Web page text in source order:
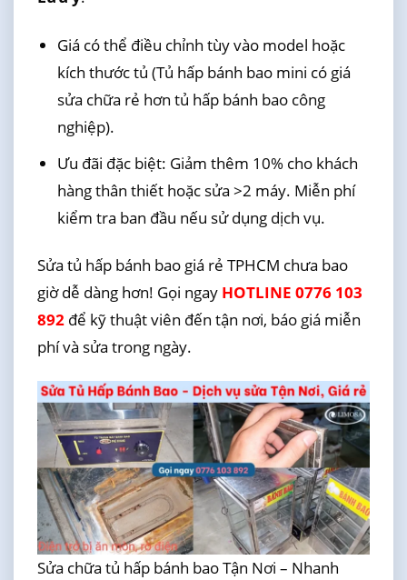
Giá có thể điều chỉnh tùy vào model hoặc
kích thước tủ (Tủ hấp bánh bao mini có giá
sửa chữa rẻ hơn tủ hấp bánh bao công
nghiệp).
Ưu đãi đặc biệt: Giảm thêm 10% cho khách
hàng thân thiết hoặc sửa >2 máy. Miễn phí
kiểm tra ban đầu nếu sử dụng dịch vụ.
Sửa tủ hấp bánh bao giá rẻ TPHCM chưa bao
giờ dễ dàng hơn! Gọi ngay HOTLINE 0776 103
892để kỹ thuật viên đến tận nơi, báo giá miễn
phí và sửa trong ngày.
Sửa chữa tủ hấp bánh bao Tận Nơi – Nhanh